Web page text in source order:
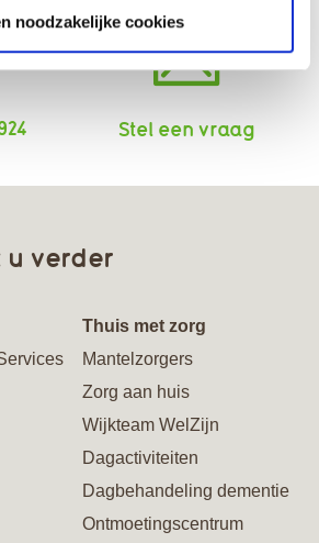
noodzakelijke cookies
Stel een vraag
u verder
Thuis met zorg
Mantelzorgers
Zorg aan huis
Wijkteam WelZijn
Dagactiviteiten
Dagbehandeling dementie
Ontmoetingscentrum